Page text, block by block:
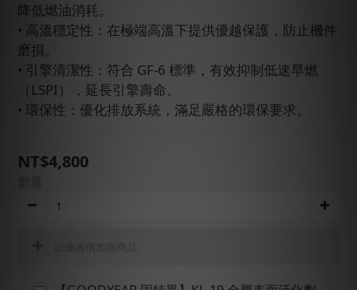
降低燃油消耗。
• 高溫穩定性：在極端高溫下提供優越保護，防止機件
磨損。
• 引擎清潔性：符合 GF-6 標準，有效抑制低速早燃
（LSPI），延長引擎壽命。
• 環保性：優化排放系統，滿足嚴格的環保要求。
NT$4,800